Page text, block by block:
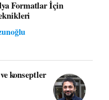
Formatlar İçin
konseptler